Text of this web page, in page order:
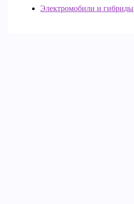
Электромобили и гибриды